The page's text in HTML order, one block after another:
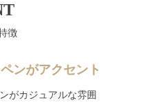
徴
ンがアクセント
がカジュアルな雰囲